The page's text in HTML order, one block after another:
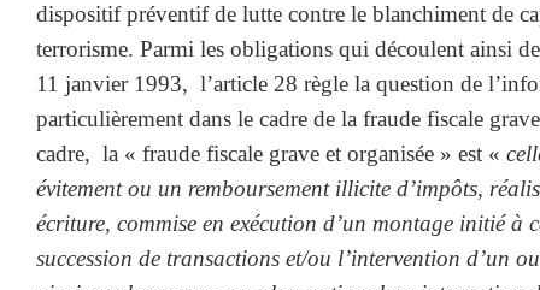
dispositif préventif de lutte contre le blanchiment de
terrorisme. Parmi les obligations qui découlent ainsi
11 janvier 1993, l’article 28 règle la question de
particulièrement dans le cadre de la fraude fiscale
cadre, la « fraude fiscale grave et organisée » est «
évitement ou un remboursement illicite d’impôts,
écriture, commise en exécution d’un montage initié à
succession de transactions et/ou l’intervention d’un